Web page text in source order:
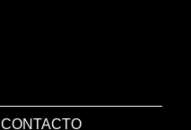
CONTACTO